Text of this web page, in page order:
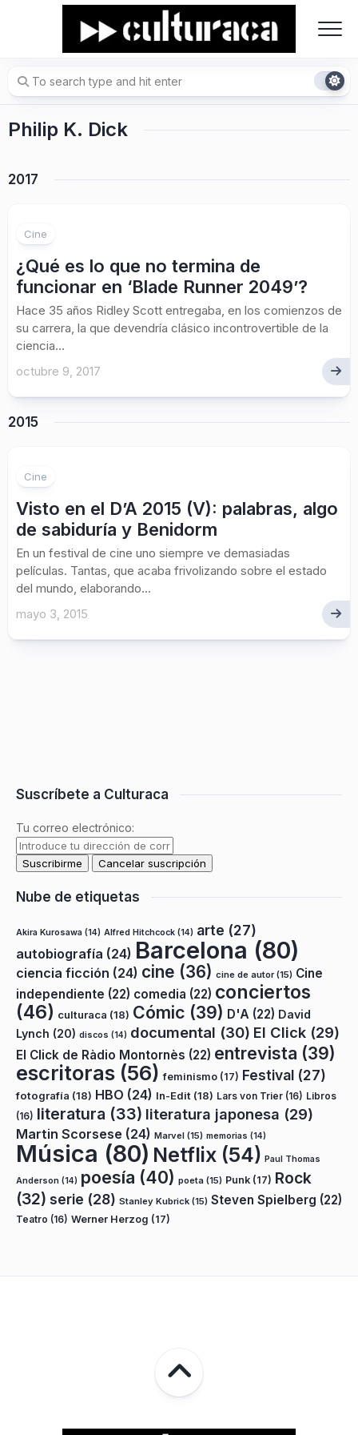
Philip K. Dick
2017
Cine
¿Qué es lo que no termina de
funcionar en ‘Blade Runner 2049’?
Hace 35 años Ridley Scott entregaba, en los comienzos de
su carrera, la que devendría clásico incontrovertible de la
ciencia...
octubre 9, 2017
2015
Cine
Visto en el D’A 2015 (V): palabras, algo
de sabiduría y Benidorm
En un festival de cine uno siempre ve demasiadas
películas. Tantas, que acaba frivolizando sobre el estado
del mundo, elaborando...
mayo 3, 2015
Suscríbete a Culturaca
Tu correo electrónico:
Nube de etiquetas
Akira Kurosawa (14) Alfred Hitchcock (14) arte (27)
autobiografía (24) Barcelona (80)
ciencia ficción (24) cine (36) cine de autor(15) Cine
independiente (22) comedia (22) conciertos
(46) culturaca (18) Cómic (39) D'A (22) David
Lynch (20) discos (14) documental (30) El Click (29)
El Click de Ràdio Montornès (22) entrevista (39)
escritoras (56) feminismo (17) Festival (27)
fotografía (18) HBO (24) In-Edit (18) Lars von Trier (16) Libros
(16) literatura (33) literatura japonesa (29)
Martin Scorsese (24) Marvel (15) memorias (14)
Música (80) Netflix (54) Paul Thomas
Anderson (14) poesía (40) poeta (15) Punk (17) Rock
(32) serie (28) Stanley Kubrick (15) Steven Spielberg (22)
Teatro (16) Werner Herzog (17)